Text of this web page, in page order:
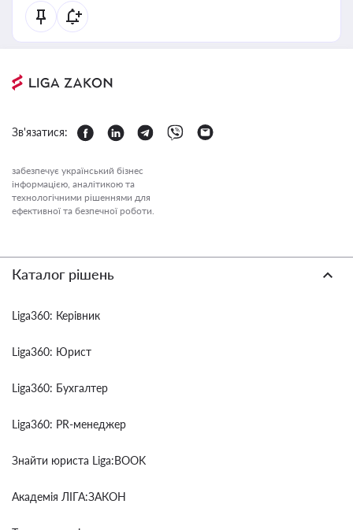
Зв'язатися:
забезпечує український бізнес
інформацією, аналітикою та
технологічними рішеннями для
ефективної та безпечної роботи.
Каталог рішень
Liga360: Керівник
Liga360: Юрист
Liga360: Бухгалтер
Liga360: PR-менеджер
Знайти юриста Liga:BOOK
Академія ЛІГА:ЗАКОН